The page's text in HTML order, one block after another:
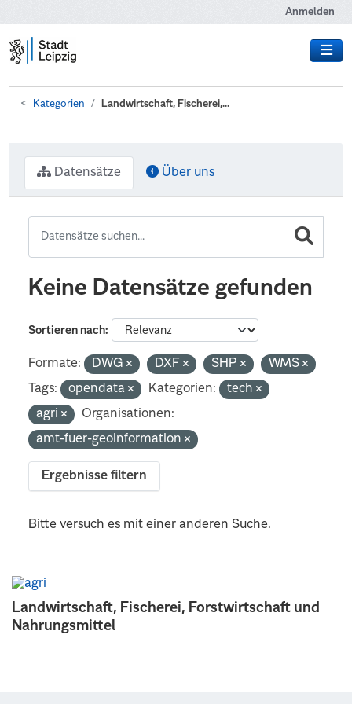
Anmelden
Kategorien Landwirtschaft, Fischerei,...
Landwirtschaft, Fischerei, Forstwirtschaft und
Nahrungsmittel
Datensätze Über uns
Keine Datensätze gefunden
Sortieren nach
Formate: DWG DXF SHP
WMS
Tags:
opendata Kategorien:
tech
agri
Organisationen:
amt-fuer-geoinformation
Ergebnisse filtern
Bitte versuch es mit einer anderen Suche.